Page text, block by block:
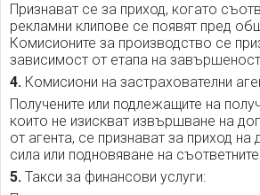
Признават се за приход, когато
рекламни клипове се появят пред
Комисионите за производство се
зависимост от етапа на
4. Комисиони на застрахователни
Получените или подлежащите на
които не изискват извършване на
от агента, се признават за приход на
сила или подновяване на
5. Такси за финансови услуги: